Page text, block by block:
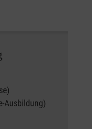
Ausbildung)